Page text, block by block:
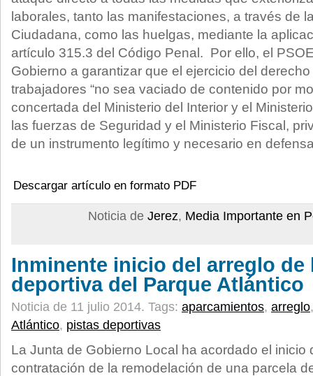
laborales, tanto las manifestaciones, a través de
Ciudadana, como las huelgas, mediante la
artículo 315.3 del Código Penal. Por ello, el
Gobierno a garantizar que el ejercicio del
trabajadores “no sea vaciado de contenido por
concertada del Ministerio del Interior y el
las fuerzas de Seguridad y el Ministerio Fiscal,
de un instrumento legítimo y necesario en
Descargar artículo en formato PDF
Noticia de Jerez, Media Importante en
Inminente inicio del arreglo de
deportiva del Parque Atlántico
Noticia de 11 julio 2014. Tags: aparcamientos, arreglo
Atlántico, pistas deportivas
La Junta de Gobierno Local ha acordado el inicio
contratación de la remodelación de una parcela